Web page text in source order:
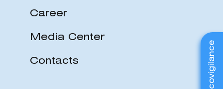
Career
Media Center
Contacts